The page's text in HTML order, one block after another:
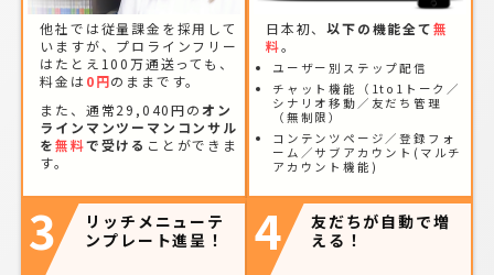
他社では従量課金を採用して
いますが、プロラインフリー
はたとえ100万通送っても、
料金は 0円のままです。
また、通常29,040円のオン
ラインマンツーマンコンサル
を無料で受ける ことができま
す。
日本初、以下の機能全て無
料。
ユーザー別ステップ配信
チャット機能（1to1トーク／
シナリオ移動／友だち管理
（無制限）
コンテンツページ／登録フォ
ーム／サブアカウント(マルチ
アカウント機能)
3
リッチメニューテ
ンプレート進呈！
4
友だちが自動で増
える！